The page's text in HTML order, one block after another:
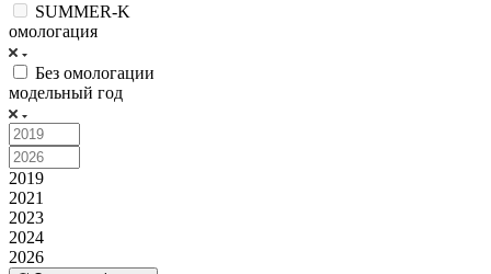
SUMMER-K
омологация
Без омологации
модельный год
2019
2021
2023
2024
2026